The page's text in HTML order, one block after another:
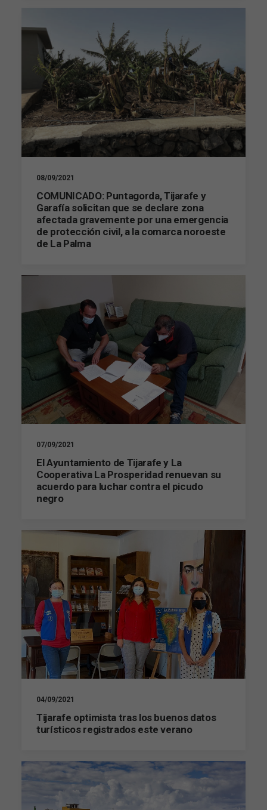
08/09/2021
COMUNICADO: Puntagorda, Tijarafe y
Garafía solicitan que se declare zona
afectada gravemente por una emergencia
de protección civil, a la comarca noroeste
de La Palma
07/09/2021
El Ayuntamiento de Tijarafe y La
Cooperativa La Prosperidad renuevan su
acuerdo para luchar contra el picudo
negro
04/09/2021
Tijarafe optimista tras los buenos datos
turísticos registrados este verano
Necesarias
Estas
cookies no
necesarias
para que
Estadísticas